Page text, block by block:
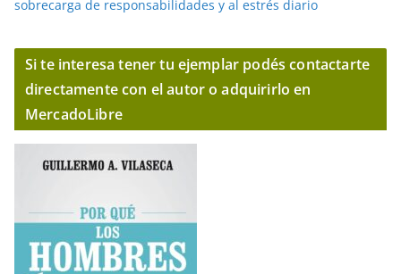
sobrecarga de responsabilidades y al estrés diario
Si te interesa tener tu ejemplar podés contactarte
directamente con el autor o adquirirlo en
MercadoLibre